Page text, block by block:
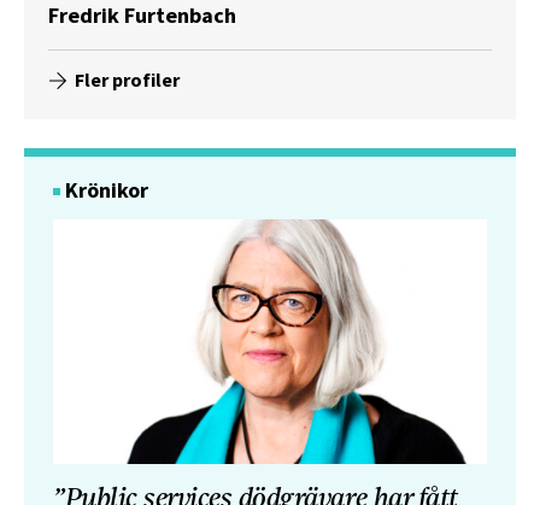
Fredrik Furtenbach
Fler profiler
Krönikor